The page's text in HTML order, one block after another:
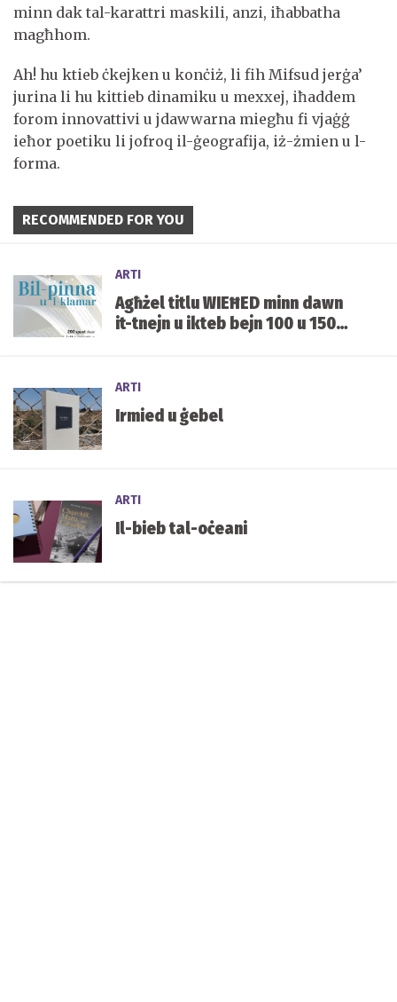
minn dak tal-karattri maskili, anzi, iħabbatha
magħhom.
Ah! hu ktieb ċkejken u konċiż, li fih Mifsud jerġa’
jurina li hu kittieb dinamiku u mexxej, iħaddem
forom innovattivi u jdawwarna miegħu fi vjaġġ
ieħor poetiku li jofroq il-ġeografija, iż-żmien u l-
forma.
RECOMMENDED FOR YOU
ARTI
Agħżel titlu WIEĦED minn dawn
it-tnejn u ikteb bejn 100 u 150
ARTI
Irmied u ġebel
ARTI
Il-bieb tal-oċeani